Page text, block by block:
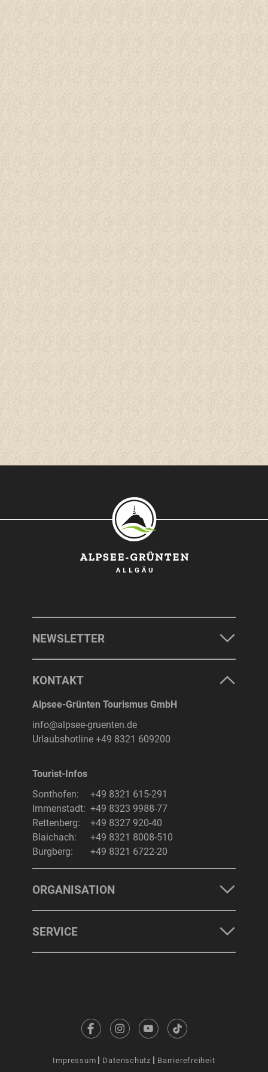
NEWSLETTER
KONTAKT
Alpsee-Grünten Tourismus GmbH
info@alpsee-gruenten.de
Urlaubshotline +49 8321 609200
Tourist-Infos
Sonthofen:
+49 8321 615-291
Immenstadt: +49 8323 9988-77
Rettenberg:
+49 8327 920-40
Blaichach:
+49 8321 8008-510
Burgberg:
+49 8321 6722-20
ORGANISATION
SERVICE
Impressum Datenschutz Barrierefreiheit